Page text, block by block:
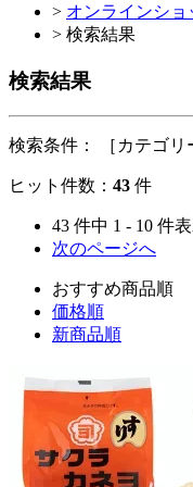
> オンラインショ
> 検索結果
検索結果
検索条件： ［カテゴ
ヒット件数： 43 件
43 件中 1 - 10 件
次のページへ
おすすめ商品順
価格順
新商品順